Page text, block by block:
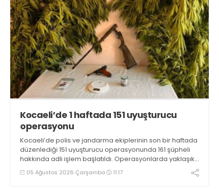
Kocaeli’de 1 haftada 151 uyuşturucu
operasyonu
Kocaeli’de polis ve jandarma ekiplerinin son bir haftada
düzenlediği 151 uyuşturucu operasyonunda 161 şüpheli
hakkında adli işlem başlatıldı. Operasyonlarda yaklaşık
2 kilogram uyuşturucu madde ile 121 kök kenevir bitkisi
ele geçirilirken, 9 şüpheli tutuklandı
05 Ağustos 2026 Çarşamba 11:17